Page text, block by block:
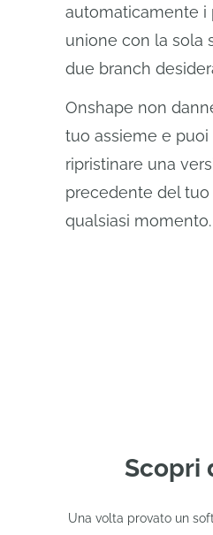
automaticamente i
unione con la sola
due branch
Onshape non
tuo assieme e puoi
ripristinare una
precedente del
qualsiasi momento.
Scopri
Una volta provato un